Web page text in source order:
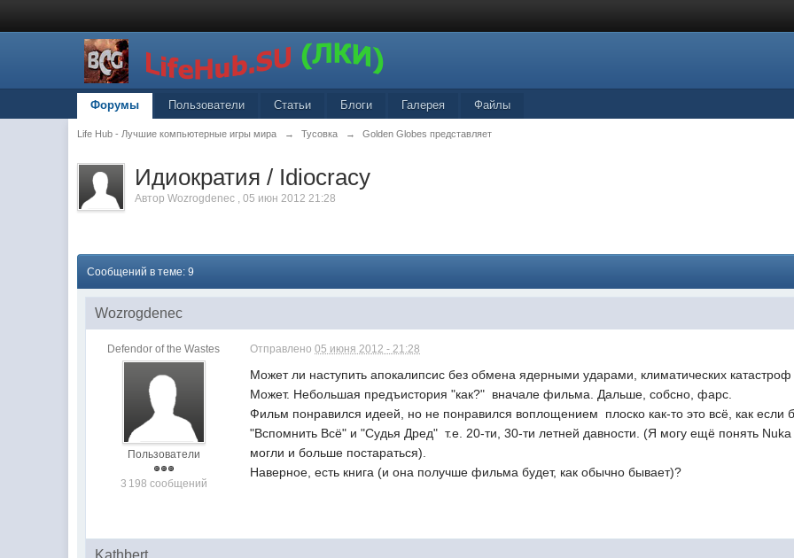
Форумы Пользователи Статьи Блоги Галерея Файлы
Life Hub - Лучшие компьютерные игры мира → Тусовка → Golden Globes представляет
Идиократия / Idiocracy
АвторWozrogdenec ,05 июн 2012 21:28
Сообщений в теме: 9
Wozrogdenec
Defendor of the Wastes
Пользователи
3 198 сообщений
Отправлено05 июня 2012 - 21:28
Может ли наступить апокалипсис без обмена ядерными ударами, климатических
Может. Небольшая предъистория "как?"  вначале фильма. Дальше, собсно, фарс.
Фильм понравился идеей, но не понравился воплощением  плоско как-то это всё, как если
"Вспомнить Всё" и "Судья Дред"  т.е. 20-ти, 30-ти летней давности. (Я могу ещё понять
могли и больше постараться).
Наверное, есть книга (и она получше фильма будет, как обычно бывает)?
Kathbert